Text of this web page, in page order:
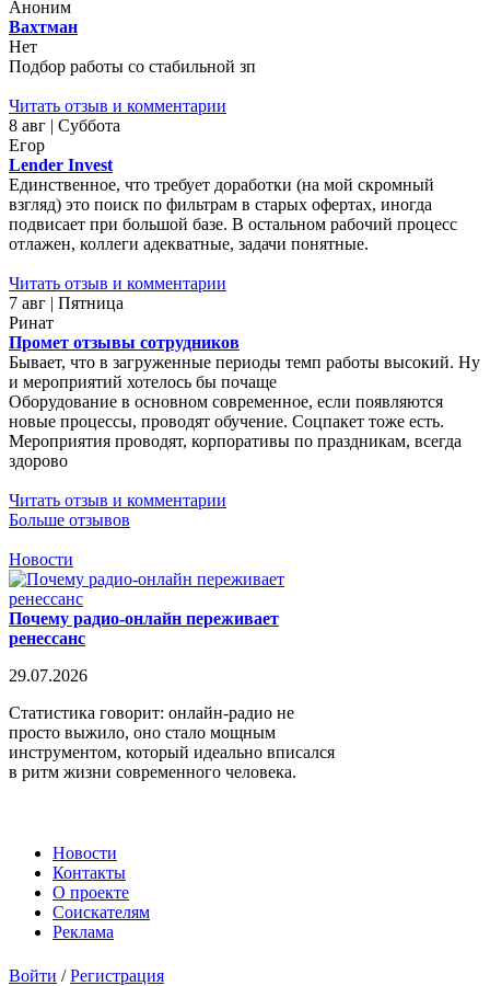
Аноним
Вахтман
Нет
Подбор работы со стабильной зп
Читать отзыв и комментарии
8 авг | Суббота
Егор
Lender Invest
Единственное, что требует доработки (на мой скромный
взгляд) это поиск по фильтрам в старых офертах, иногда
подвисает при большой базе. В остальном рабочий процесс
отлажен, коллеги адекватные, задачи понятные.
Читать отзыв и комментарии
7 авг | Пятница
Ринат
Промет отзывы сотрудников
Бывает, что в загруженные периоды темп работы высокий. Ну
и мероприятий хотелось бы почаще
Оборудование в основном современное, если появляются
новые процессы, проводят обучение. Соцпакет тоже есть.
Мероприятия проводят, корпоративы по праздникам, всегда
здорово
Читать отзыв и комментарии
Больше отзывов
Новости
Почему радио-онлайн переживает
ренессанс
29.07.2026
Статистика говорит: онлайн-радио не
просто выжило, оно стало мощным
инструментом, который идеально вписался
в ритм жизни современного человека.
Новости
Контакты
О проекте
Соискателям
Реклама
Войти /Регистрация